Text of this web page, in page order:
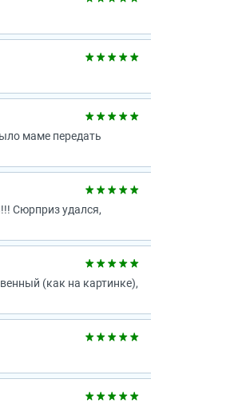
маме передать
Сюрприз удался,
(как на картинке),